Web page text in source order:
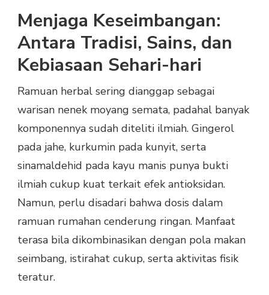
Menjaga Keseimbangan:
Antara Tradisi, Sains, dan
Kebiasaan Sehari-hari
Ramuan herbal sering dianggap sebagai
warisan nenek moyang semata, padahal banyak
komponennya sudah diteliti ilmiah. Gingerol
pada jahe, kurkumin pada kunyit, serta
sinamaldehid pada kayu manis punya bukti
ilmiah cukup kuat terkait efek antioksidan.
Namun, perlu disadari bahwa dosis dalam
ramuan rumahan cenderung ringan. Manfaat
terasa bila dikombinasikan dengan pola makan
seimbang, istirahat cukup, serta aktivitas fisik
teratur.